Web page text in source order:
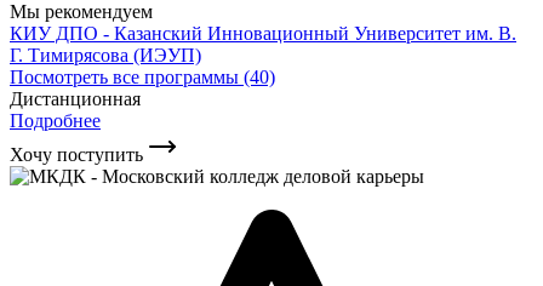
Мы рекомендуем
КИУ ДПО - Казанский Инновационный Университет им. В.
Г. Тимирясова (ИЭУП)
Посмотреть все программы (40)
Дистанционная
Подробнее
Хочу поступить